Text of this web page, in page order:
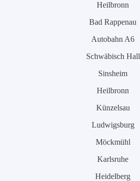
Heilbronn
Bad Rappenau
Autobahn A6
Schwäbisch Hall
Sinsheim
Heilbronn
Künzelsau
Ludwigsburg
Möckmühl
Karlsruhe
Heidelberg